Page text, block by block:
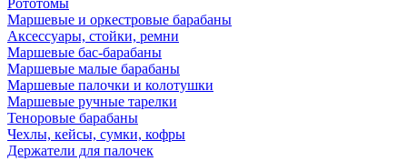
Рототомы
Маршевые и оркестровые барабаны
Аксессуары, стойки, ремни
Маршевые бас-барабаны
Маршевые малые барабаны
Маршевые палочки и колотушки
Маршевые ручные тарелки
Теноровые барабаны
Чехлы, кейсы, сумки, кофры
Держатели для палочек